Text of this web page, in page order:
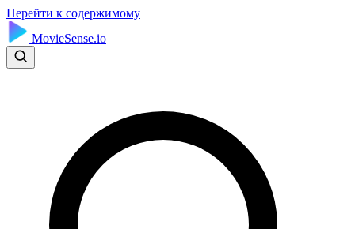
Перейти к содержимому
MovieSense.io